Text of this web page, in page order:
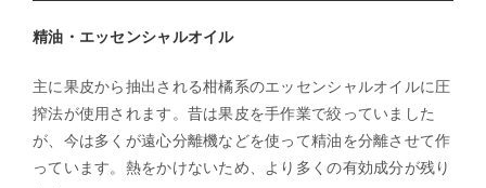
精油・エッセンシャルオイル
主に果皮から抽出される柑橘系のエッセンシャルオイルに圧
搾法が使用されます。昔は果皮を手作業で絞っていました
が、今は多くが遠心分離機などを使って精油を分離させて作
っています。熱をかけないため、より多くの有効成分が残り